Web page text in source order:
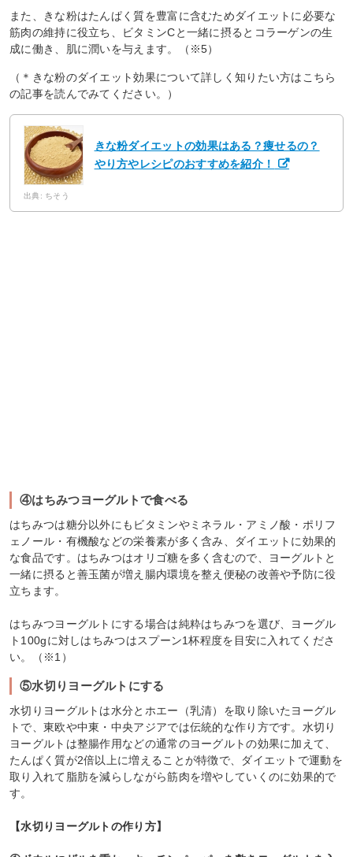
また、きな粉はたんぱく質を豊富に含むためダイエットに必要な
筋肉の維持に役立ち、ビタミンCと一緒に摂るとコラーゲンの生
成に働き、肌に潤いを与えます。（※5）
（＊きな粉のダイエット効果について詳しく知りたい方はこちら
の記事を読んでみてください。）
きな粉ダイエットの効果はある？痩せるの？
やり方やレシピのおすすめを紹介！
出典: ちそう
④はちみつヨーグルトで食べる
はちみつは糖分以外にもビタミンやミネラル・アミノ酸・ポリフ
ェノール・有機酸などの栄養素が多く含み、ダイエットに効果的
な食品です。はちみつはオリゴ糖を多く含むので、ヨーグルトと
一緒に摂ると善玉菌が増え腸内環境を整え便秘の改善や予防に役
立ちます。
はちみつヨーグルトにする場合は純粋はちみつを選び、ヨーグル
ト100gに対しはちみつはスプーン1杯程度を目安に入れてくださ
い。（※1）
⑤水切りヨーグルトにする
水切りヨーグルトは水分とホエー（乳清）を取り除いたヨーグル
トで、東欧や中東・中央アジアでは伝統的な作り方です。水切り
ヨーグルトは整腸作用などの通常のヨーグルトの効果に加えて、
たんぱく質が2倍以上に増えることが特徴で、ダイエットで運動を
取り入れて脂肪を減らしながら筋肉を増やしていくのに効果的で
す。
【水切りヨーグルトの作り方】